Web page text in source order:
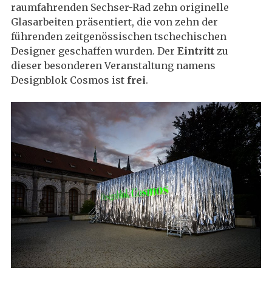
raumfahrenden Sechser-Rad zehn originelle
Glasarbeiten präsentiert, die von zehn der
führenden zeitgenössischen tschechischen
Designer geschaffen wurden. Der Eintritt zu
dieser besonderen Veranstaltung namens
Designblok Cosmos ist frei.